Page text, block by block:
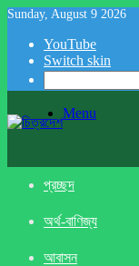
Sunday, August 9 2026
YouTube
Switch skin
Menu
প্রচ্ছদ
অর্থ-বাণিজ্য
আবাসন